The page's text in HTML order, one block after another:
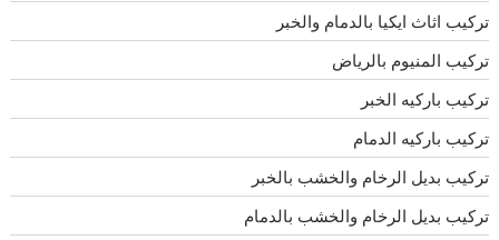
تركيب اثاث ايكيا بالدمام والخبر
تركيب المنيوم بالرياض
تركيب باركيه الخبر
تركيب باركيه الدمام
تركيب بديل الرخام والخشب بالخبر
تركيب بديل الرخام والخشب بالدمام